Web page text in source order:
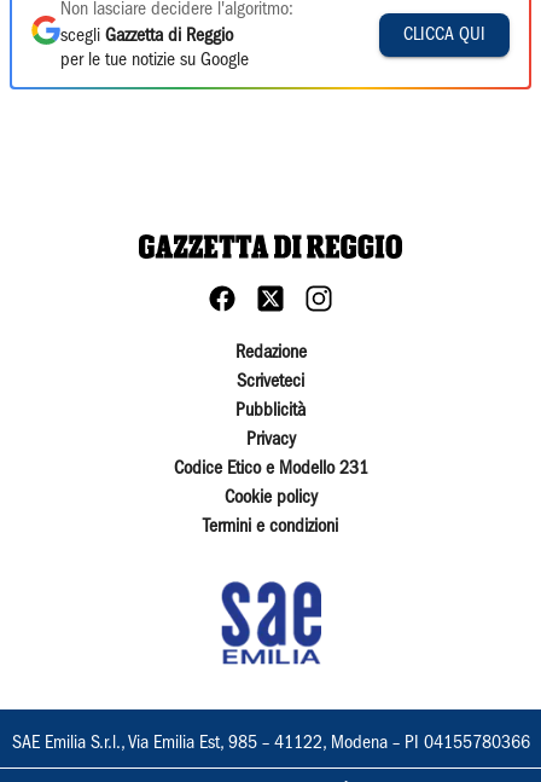
Non lasciare decidere l'algoritmo:
scegli Gazzetta di Reggio
per le tue notizie su Google
CLICCA QUI
Redazione
Scriveteci
Pubblicità
Privacy
Codice Etico e Modello 231
Cookie policy
Termini e condizioni
SAE Emilia S.r.l., Via Emilia Est, 985 – 41122, Modena – PI 04155780366